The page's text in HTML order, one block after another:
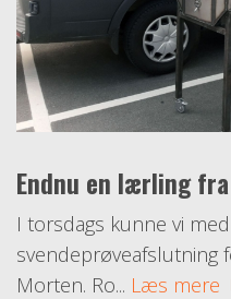
Endnu en lærling
I torsdags kunne vi
svendeprøveafslutning
Morten. Ro... Læs mere